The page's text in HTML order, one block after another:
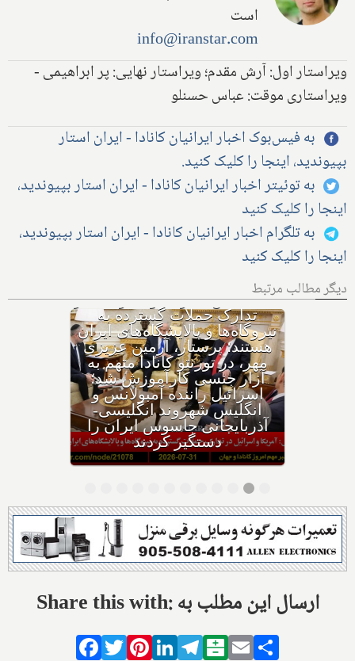
است
info@iranstar.com
ویراستار اول: آرش مقدم؛ ویراستار نهایی: پر ابراهیمی -
ویراستاری موقت: عباس حسنلو
به فیس‌بوک اخبار ایرانیان کانادا - ایران استار
بپیوندید، اینجا را کلیک کنید.
به توئیتر اخبار ایرانیان کانادا - ایران استار بپیوندید،
اینجا را کلیک کنید
به تلگرام اخبار ایرانیان کانادا - ایران استار بپیوندید،
اینجا را کلیک کنید
دیگر مطالب مرتبط
با وجود حکم بازداشت، چگونه
هواپیمای نتانیاهو از فراز کانادا
گذشت؟ ترامپ پس از حمله
ایران به اردن: به شدت به
ایران حمله می‌کنیم؛ حوثی‌ها: از
تنگه باب‌المندب عوارض عبور
می‌گیریم
Share this with: ارسال این مطلب به
Facebook
TwitterPinterestLinkedIn
Telegram
Balatarin
Email